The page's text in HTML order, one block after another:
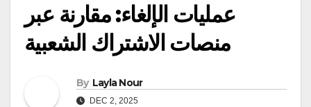
عمليات الإلغاء: مقارنة عبر
منصات الاشتراك الشعبية
By Layla Nour
DEC 2, 2025